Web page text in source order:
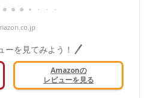
ーを見てみよう！
Amazonの
レビューを見る